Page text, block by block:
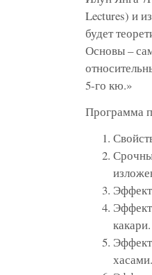
Lectures) и
будет
Основы –
5-го кю.»
Программа
какари.
хасами.